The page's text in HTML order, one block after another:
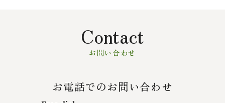
Contact
お問い合わせ
お電話でのお問い合わせ